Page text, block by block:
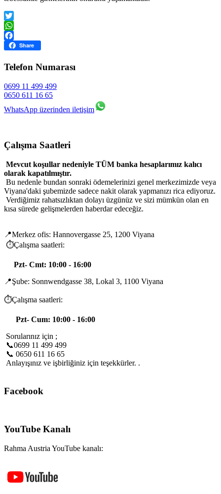
Twitter
WhatsApp
Facebook
Share
Telefon Numarası
0699 11 499 499
0650 611 16 65
WhatsApp üzerinden iletişim
Çalışma Saatleri
Mevcut koşullar nedeniyle TÜM banka hesaplarımız kalıcı
olarak kapatılmıştır.
Bu nedenle bundan sonraki ödemelerinizi genel merkezimizde veya
Viyana'daki şubemizde sadece nakit olarak yapmanızı rica ediyoruz.
Verdiğimiz rahatsızlıktan dolayı üzgünüz ve sizi mümkün olan en
kısa sürede gelişmelerden haberdar edeceğiz.
📍Merkez ofis: Hannovergasse 25, 1200 Viyana
⏱️Çalışma saatleri:
Pzt- Cmt: 10:00 - 16:00
📍Şube: Sonnwendgasse 38, Lokal 3, 1100 Viyana
⏱️Çalışma saatleri:
Pzt- Cum: 10:00 - 16:00
Sorularınız için ;
📞0699 11 499 499
📞 0650 611 16 65
Anlayışınız ve işbirliğiniz için teşekkürler. .
Facebook
YouTube Kanalı
Rahma Austria YouTube kanalı: